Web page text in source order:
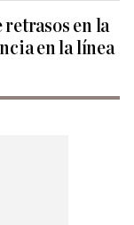
retrasos en la
en la línea